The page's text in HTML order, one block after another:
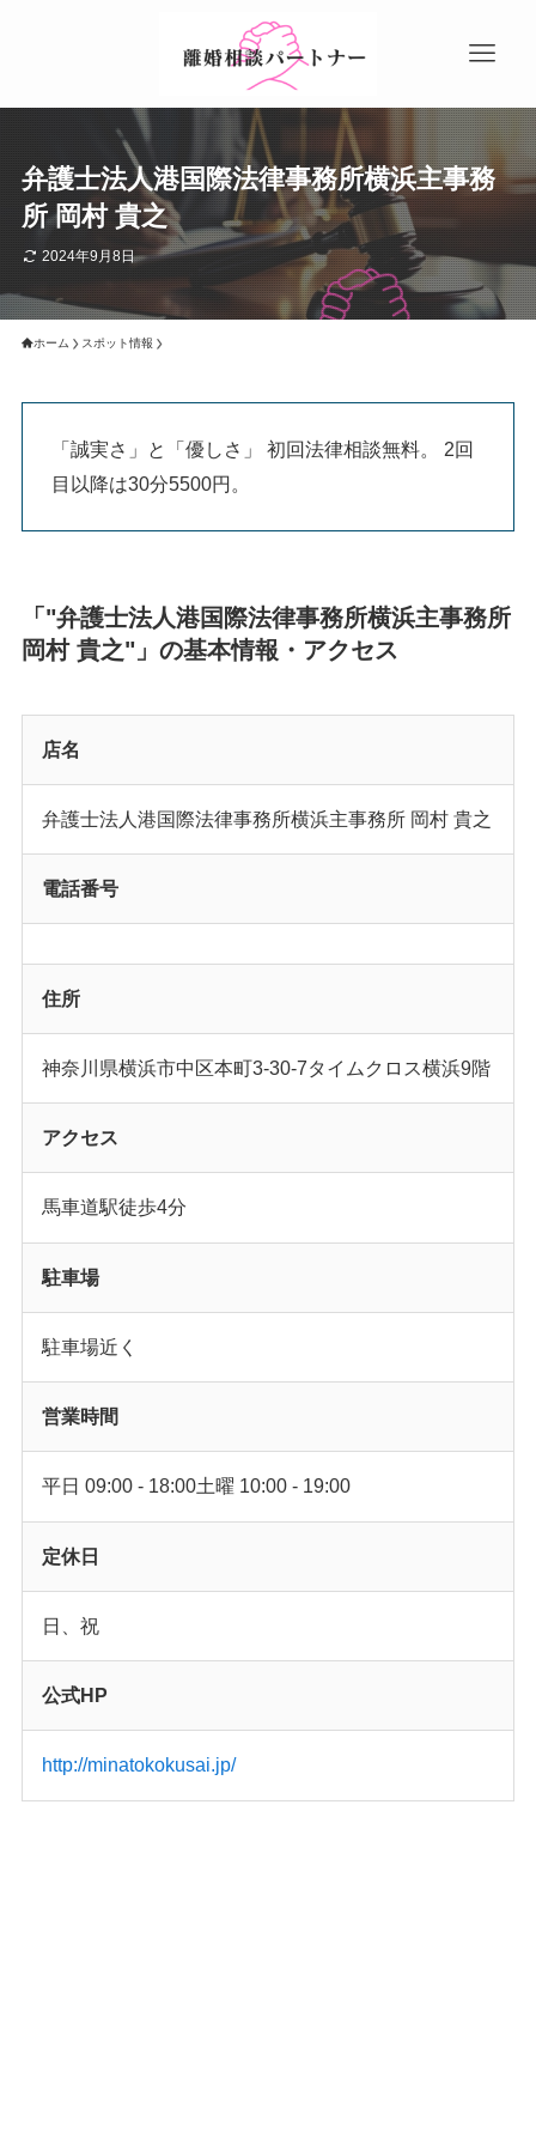
弁護士法人港国際法律事務所横浜主事務
所 岡村 貴之
2024年9月8日
ホーム スポット情報
「誠実さ」と「優しさ」 初回法律相談無料。 2回
目以降は30分5500円。
「"弁護士法人港国際法律事務所横浜主事務所
岡村 貴之"」の基本情報・アクセス
店名
弁護士法人港国際法律事務所横浜主事務所 岡村 貴之
電話番号
住所
神奈川県横浜市中区本町3-30-7タイムクロス横浜9階
アクセス
馬車道駅徒歩4分
駐車場
駐車場近く
営業時間
平日 09:00 - 18:00土曜 10:00 - 19:00
定休日
日、祝
公式HP
http://minatokokusai.jp/